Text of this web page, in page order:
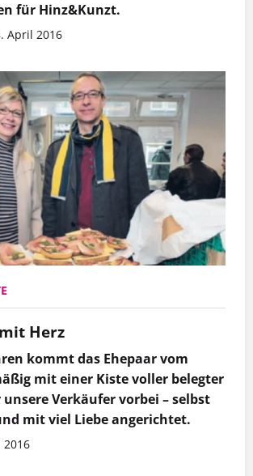
für Hinz&Kunzt.
April 2016
Herz
kommt das Ehepaar vom
mit einer Kiste voller belegter
Verkäufer vorbei – selbst
mit viel Liebe angerichtet.
2016